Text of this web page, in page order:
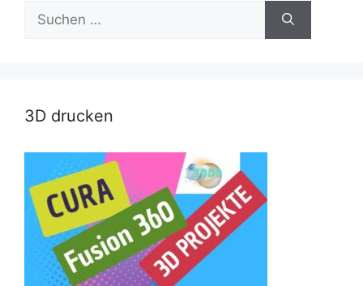
nach:
3D drucken